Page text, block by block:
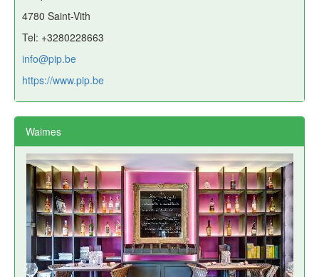
4780 Saint-Vith
Tel: +3280228663
info@pip.be
https://www.pip.be
Waimes